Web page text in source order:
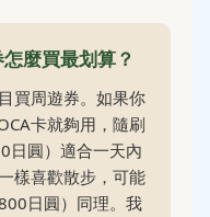
麼買最划算？
買周遊券。如果你
卡就夠用，隨刷
日圓）適合一天內
樣喜歡散步，可能
日圓）同理。我